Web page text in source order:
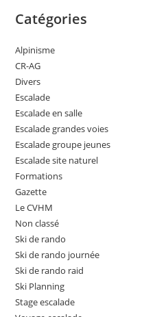
Catégories
Alpinisme
CR-AG
Divers
Escalade
Escalade en salle
Escalade grandes voies
Escalade groupe jeunes
Escalade site naturel
Formations
Gazette
Le CVHM
Non classé
Ski de rando
Ski de rando journée
Ski de rando raid
Ski Planning
Stage escalade